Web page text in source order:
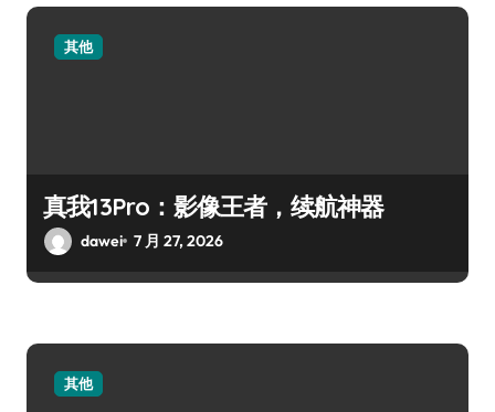
其他
真我13Pro：影像王者，续航神器
dawei 7 月 27, 2026
其他